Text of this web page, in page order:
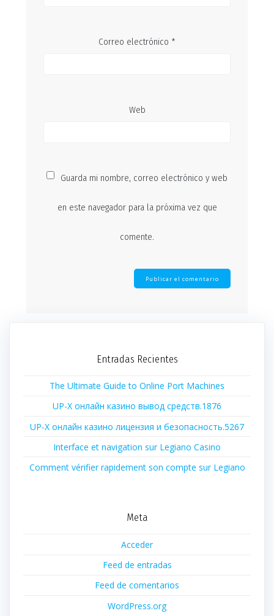
Correo electrónico *
Web
Guarda mi nombre, correo electrónico y web
en este navegador para la próxima vez que
comente.
Entradas Recientes
The Ultimate Guide to Online Port Machines
UP-X онлайн казино вывод средств.1876
UP-X онлайн казино лицензия и безопасность.5267
Interface et navigation sur Legiano Casino
Comment vérifier rapidement son compte sur Legiano
Meta
Acceder
Feed de entradas
Feed de comentarios
WordPress.org